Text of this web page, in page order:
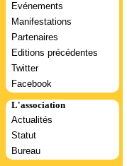
Evénements
Manifestations
Partenaires
Editions précédentes
Twitter
Facebook
L'association
Actualités
Statut
Bureau